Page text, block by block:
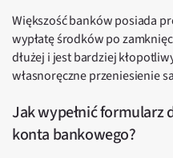
Większość banków posiada
wypłatę środków po
dłużej i jest bardziej
własnoręczne przeniesienie
Jak wypełnić formularz
konta bankowego?